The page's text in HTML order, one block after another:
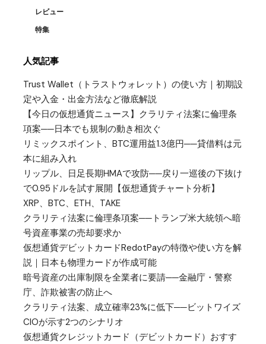
レビュー
特集
人気記事
Trust Wallet（トラストウォレット）の使い方｜初期設
定や入金・出金方法など徹底解説
【今日の仮想通貨ニュース】クラリティ法案に倫理条
項案──日本でも規制の動き相次ぐ
リミックスポイント、BTC運用益1.3億円──貸借料は元
本に組み入れ
リップル、日足長期HMAで攻防──戻り一巡後の下抜け
で0.95ドルを試す展開【仮想通貨チャート分析】
XRP、BTC、ETH、TAKE
クラリティ法案に倫理条項案──トランプ米大統領へ暗
号資産事業の売却要求か
仮想通貨デビットカードRedotPayの特徴や使い方を解
説｜日本も物理カードが作成可能
暗号資産の出庫制限を全業者に要請──金融庁・警察
庁、詐欺被害の防止へ
クラリティ法案、成立確率23%に低下──ビットワイズ
CIOが示す2つのシナリオ
仮想通貨クレジットカード（デビットカード）おすす